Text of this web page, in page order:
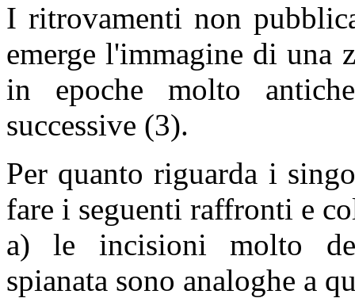
I ritrovamenti non
emerge l'immagine di una
in epoche molto
successive (3).
Per quanto riguarda i
fare i seguenti raffronti e
a) le incisioni molto
spianata sono analoghe a